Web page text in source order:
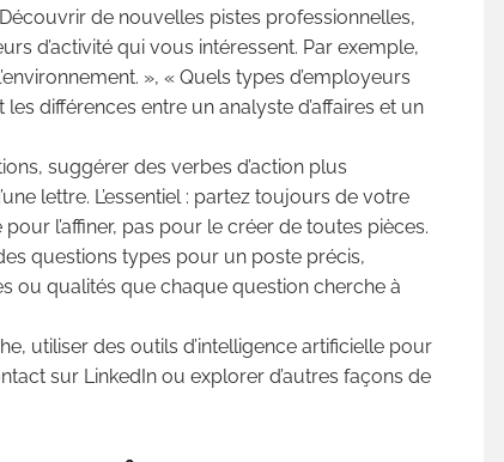
de nouvelles pistes professionnelles,
d’activité qui vous intéressent. Par exemple,
», « Quels types d’employeurs
différences entre un analyste d’affaires et un
suggérer des verbes d’action plus
lettre. L’essentiel : partez toujours de votre
l’affiner, pas pour le créer de toutes pièces.
questions types pour un poste précis,
ou qualités que chaque question cherche à
utiliser des outils d’intelligence artificielle pour
sur LinkedIn ou explorer d’autres façons de